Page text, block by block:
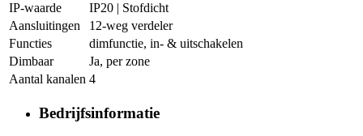
IP-waarde
IP20 | Stofdicht
Aansluitingen
12-weg verdeler
Functies
dimfunctie, in- & uitschakelen
Dimbaar
Ja, per zone
Aantal kanalen 4
Bedrijfsinformatie